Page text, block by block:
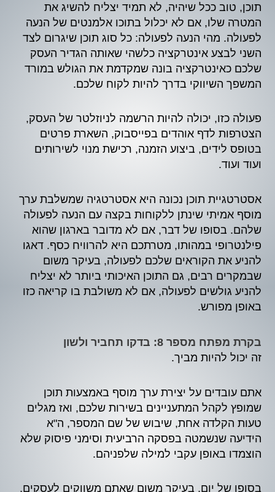
תוכן, טוב ככל שיהיה, לא תמיד יצליח להשיג את
המטרה שלו, אם לא יכלול בתוכו אלמנטים של הנעה
לפעולה. מהי הנעה לפעולה: כל סוג תוכן שיגרום לצד
השני לבצע אינטרקציה כלשהי שאותה הגדיר העסק
שלכם כאינטרקציה בונה שמקדמת את הגולש במורד
המשפך השיווקי בדרך להיות לקוח שלכם.
פעולה כזו, יכולה להיות הרשמה לניוזלטר של העסק,
הצטרפות לדף אוהדים בפייסבוק, השארת פרטים
בטופס לידים, ביצוע הזמנה, רכישת מנוי לשירותים
ועוד ועוד.
אסטרטגיית תוכן נכונה היא אסטרטגיה שמשלבת ערך
מוסף אמיתי שינתן ללקוחות בקצה עם הנעה לפעולה
שלהם. בסופו של דבר, אם לא מדובר בארגון שהוא
פילנטרופי במהותו, מטרתכם היא להרוויח כסף. דאגו
להניע את הקוראים שלכם לפעולה, בעיקר משום
שבמקרים רבים, גם התוכן האיכותי ביותר לא יצליח
להניע גולשים לפעולה, אם לא משולבת בו קריאה כזו
באופן מפורש.
בקרת מפתח מספר 8: בדקו תחביר ולשון
זה יכול להיות מביך.
אתם עובדים על יצירת ערך מוסף באמצעות תוכן
שמופץ לקהל המתעניינים בשירות שלכם, ואז מגלים
טעות הקלדה אחת, שיבוש של שם המספר, ה"א
הידיעה שנשמטה בפסקה הרביעית וסימני פיסוק שלא
הוצמדו באופן עקבי למילה שלפניהם.
בסופו של יום, בעיקר משום שאתם משווקים לעסקים,